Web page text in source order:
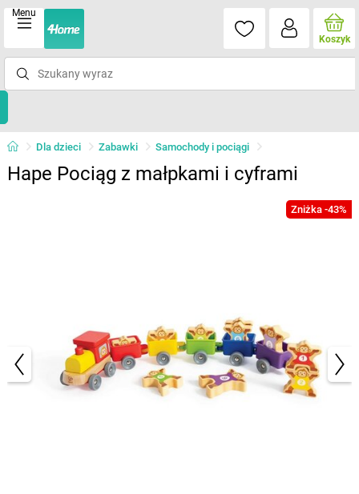
Menu
Koszyk
Dla dzieci Zabawki Samochody i pociągi
Hape Pociąg z małpkami i cyframi
Zniżka -43%